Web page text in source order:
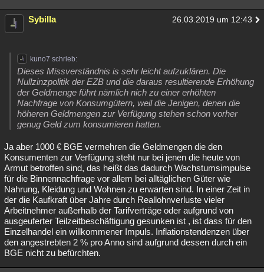
Sybilla 26.03.2019 um 12:43
kuno7 schrieb:
Dieses Missverständnis is sehr leicht aufzuklären. Die
Nullzinzpolitik der EZB und die daraus resultierende Erhöhung
der Geldmenge führt nämlich nich zu einer erhöhten
Nachfrage von Konsumgütern, weil die Jenigen, denen die
höheren Geldmengen zur Verfügung stehen schon vorher
genug Geld zum konsumieren hatten.
Ja aber 1000 € BGE vermehren die Geldmengen die den
Konsumenten zur Verfügung steht nur bei jenen die heute von
Armut betroffen sind, das heißt das dadurch Wachstumsimpulse
für die Binnennachfrage vor allem bei alltäglichen Güter wie
Nahrung, Kleidung und Wohnen zu erwarten sind. In einer Zeit in
der die Kaufkraft über Jahre durch Reallohnverluste vieler
Arbeitnehmer außerhalb der Tarifverträge oder aufgrund von
ausgeuferter Teilzeitbeschäftigung gesunken ist , ist dass für den
Einzelhandel ein willkommener Impuls. Inflationstendenzen über
den angestrebten 2 % pro Anno sind aufgrund dessen durch ein
BGE nicht zu befürchten.